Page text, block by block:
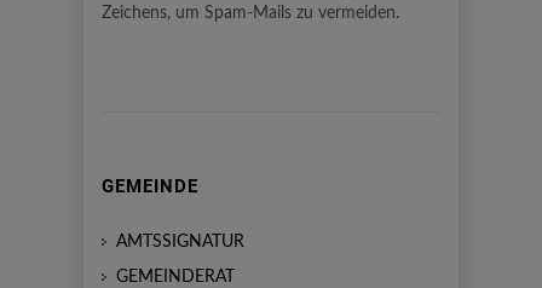
Zeichens, um Spam-Mails zu vermeiden.
GEMEINDE
AMTSSIGNATUR
GEMEINDERAT